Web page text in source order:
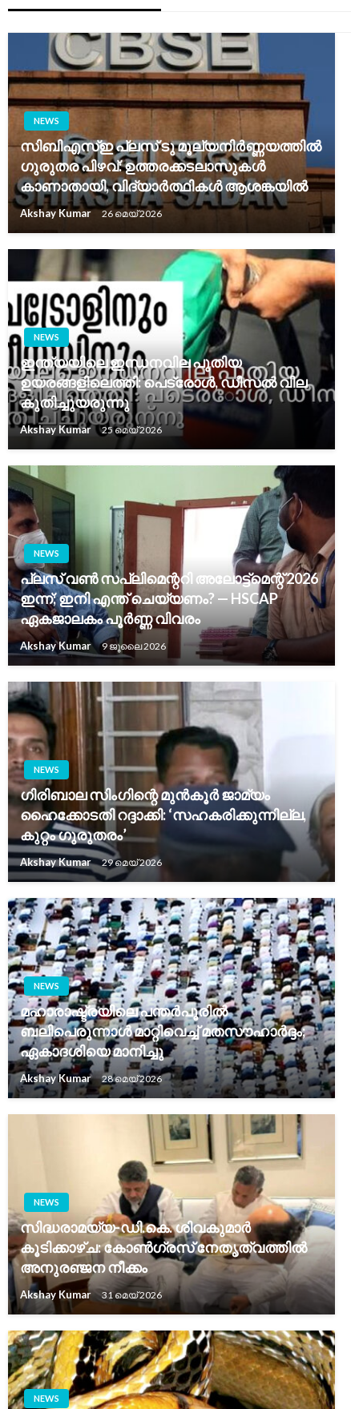
NEWS
സിബിഎസ്ഇ പ്ലസ് ടു മൂല്യനിർണ്ണയത്തിൽ
ഗുരുതര പിഴവ്: ഉത്തരക്കടലാസുകൾ
കാണാതായി, വിദ്യാർത്ഥികൾ ആശങ്കയിൽ
Akshay Kumar 26 മെയ്‌ 2026
NEWS
ഇന്ത്യയിലെ ഇന്ധനവില പുതിയ
ഉയരങ്ങളിലെത്തി: പെട്രോൾ, ഡീസൽ വില
കുതിച്ചുയരുന്നു
Akshay Kumar 25 മെയ്‌ 2026
NEWS
പ്ലസ് വൺ സപ്ലിമെന്ററി അലോട്ട്‌മെന്റ് 2026
ഇന്ന്; ഇനി എന്ത് ചെയ്യണം? — HSCAP
ഏകജാലകം പൂർണ്ണ വിവരം
Akshay Kumar 9 ജൂലൈ 2026
NEWS
ഗിരിബാല സിംഗിന്റെ മുൻകൂർ ജാമ്യം
ഹൈക്കോടതി റദ്ദാക്കി: ‘സഹകരിക്കുന്നില്ല,
കുറ്റം ഗുരുതരം’
Akshay Kumar 29 മെയ്‌ 2026
NEWS
മഹാരാഷ്ട്രയിലെ പന്തർപൂരിൽ
ബലിപെരുന്നാൾ മാറ്റിവെച്ച് മതസൗഹാർദ്ദം;
ഏകാദശിയെ മാനിച്ചു
Akshay Kumar 28 മെയ്‌ 2026
NEWS
സിദ്ധരാമയ്യ-ഡി.കെ. ശിവകുമാർ
കൂടിക്കാഴ്ച: കോൺഗ്രസ് നേതൃത്വത്തിൽ
അനുരഞ്ജന നീക്കം
Akshay Kumar 31 മെയ്‌ 2026
NEWS